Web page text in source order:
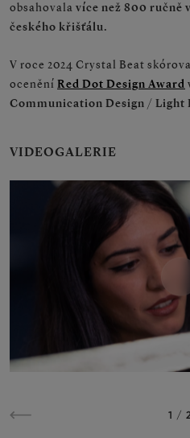
obsahovala více než 800 ručně
českého křišťálu.
V roce 2024 Crystal Beat
ocenění Red Dot Design Award
Communication Design /
VIDEOGALERIE
1 / 2
Předchozí